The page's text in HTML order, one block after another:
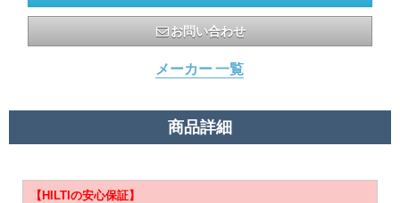
お問い合わせ
メーカー 一覧
商品詳細
【HILTIの安心保証】